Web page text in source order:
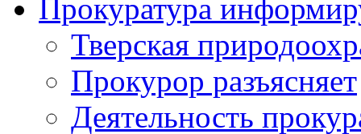
Прокуратура
Тверская
Прокурор разъясняет
Деятельность